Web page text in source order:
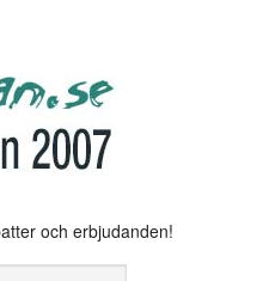
och erbjudanden!